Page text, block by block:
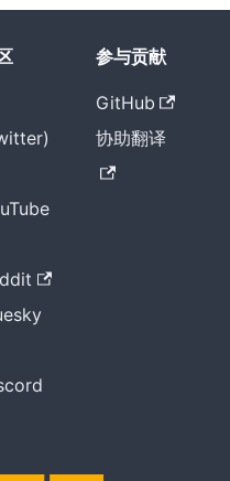
参与贡献
GitHub
协助翻译